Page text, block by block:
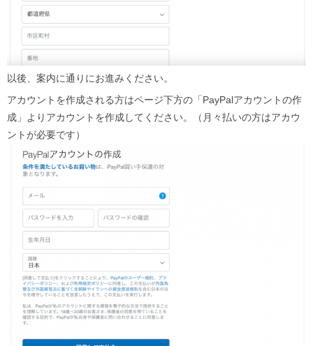
以後、案内に通りにお進みください。
アカウントを作成される方はページ下方の「PayPalアカウントの作
成」よりアカウントを作成してください。（月々払いの方はアカウ
ントが必要です）